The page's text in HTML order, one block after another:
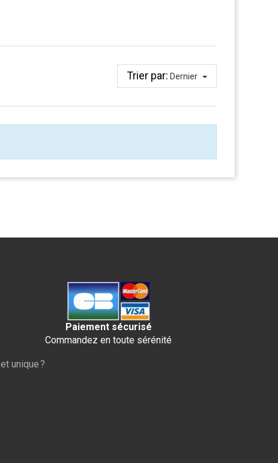
Trier par: Dernier
Paiement sécurisé
Commandez en toute sérénité
et unique ?